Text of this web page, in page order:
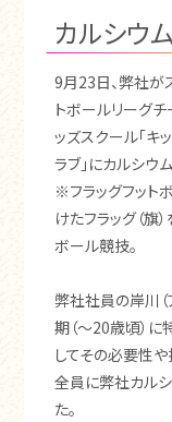
カルシウ
9月23日、弊社が
トボールリーグチ
ッズスクール「キ
ラブ」にカルシウ
※フラッグフット
けたフラッグ（旗
ボール競技。
弊社社員の岸川（
期（～20歳頃）
してその必要性
全員に弊社カルシ
た。